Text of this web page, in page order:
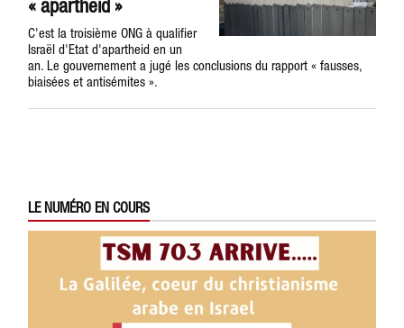
« apartheid »
C'est la troisième ONG à qualifier
Israël d'Etat d'apartheid en un
an. Le gouvernement a jugé les conclusions du rapport « fausses,
biaisées et antisémites ».
LE NUMÉRO EN COURS